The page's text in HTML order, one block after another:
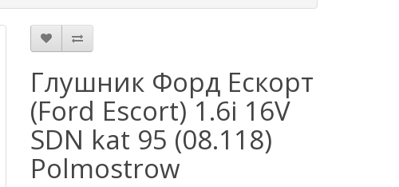
Глушник Форд Ескорт
(Ford Escort) 1.6i 16V
SDN kat 95 (08.118)
Polmostrow